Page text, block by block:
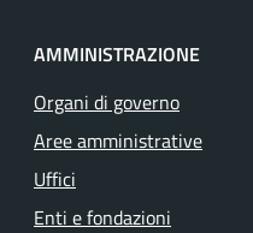
AMMINISTRAZIONE
Organi di governo
Aree amministrative
Uffici
Enti e fondazioni